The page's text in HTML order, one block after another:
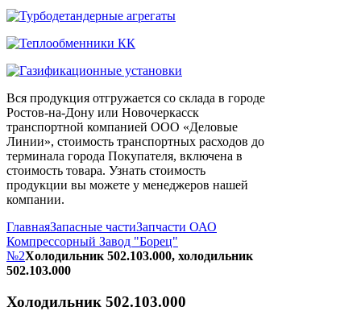
Вся продукция отгружается со склада в городе
Ростов-на-Дону или Новочеркасск
транспортной компанией ООО «Деловые
Линии», стоимость транспортных расходов до
терминала города Покупателя, включена в
стоимость товара. Узнать стоимость
продукции вы можете у менеджеров нашей
компании.
ГлавнаяЗапасные частиЗапчасти ОАО
Компрессорный Завод "Борец"
№2Холодильник 502.103.000, холодильник
502.103.000
Холодильник 502.103.000